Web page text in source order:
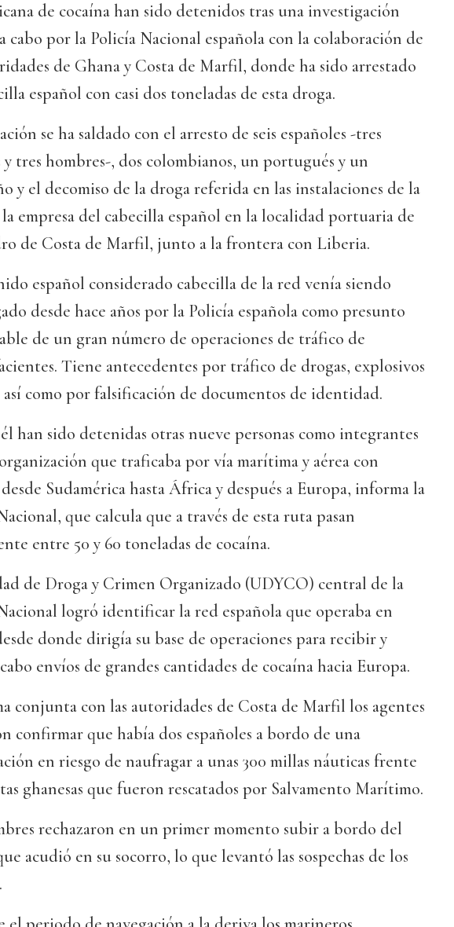
de cocaína han sido detenidos tras una investigación
cabo por la Policía Nacional española con la colaboración de
de Ghana y Costa de Marfil, donde ha sido arrestado
español con casi dos toneladas de esta droga.
se ha saldado con el arresto de seis españoles -tres
y tres hombres-, dos colombianos, un portugués y un
y el decomiso de la droga referida en las instalaciones de la
la empresa del cabecilla español en la localidad portuaria de
de Costa de Marfil, junto a la frontera con Liberia.
español considerado cabecilla de la red venía siendo
desde hace años por la Policía española como presunto
de un gran número de operaciones de tráfico de
Tiene antecedentes por tráfico de drogas, explosivos
así como por falsificación de documentos de identidad.
han sido detenidas otras nueve personas como integrantes
que traficaba por vía marítima y aérea con
Sudamérica hasta África y después a Europa, informa la
que calcula que a través de esta ruta pasan
entre 50 y 60 toneladas de cocaína.
de Droga y Crimen Organizado (UDYCO) central de la
logró identificar la red española que operaba en
donde dirigía su base de operaciones para recibir y
envíos de grandes cantidades de cocaína hacia Europa.
conjunta con las autoridades de Costa de Marfil los agentes
confirmar que había dos españoles a bordo de una
en riesgo de naufragar a unas 300 millas náuticas frente
ghanesas que fueron rescatados por Salvamento Marítimo.
rechazaron en un primer momento subir a bordo del
acudió en su socorro, lo que levantó las sospechas de los